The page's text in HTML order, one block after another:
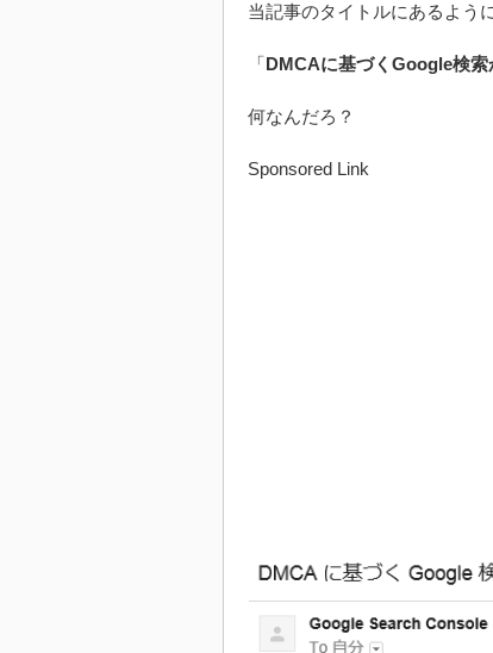
当記事のタイトルにあるよう
「DMCAに基づくGoogle検
何なんだろ？
Sponsored Link